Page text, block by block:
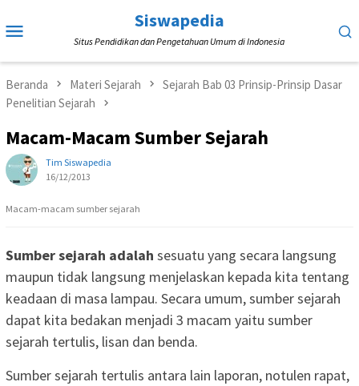
ke
Mobile
Siswapedia
Situs Pendidikan dan Pengetahuan Umum di Indonesia
Beranda Materi Sejarah
Sejarah Bab 03 Prinsip-Prinsip Dasar
Penelitian Sejarah
Macam-Macam Sumber Sejarah
Tim Siswapedia
16/12/2013
Macam-macam sumber sejarah
Sumber sejarah adalah sesuatu yang secara langsung
maupun tidak langsung menjelaskan kepada kita tentang
keadaan di masa lampau. Secara umum, sumber sejarah
dapat kita bedakan menjadi 3 macam yaitu sumber
sejarah tertulis, lisan dan benda.
Sumber sejarah tertulis antara lain laporan, notulen rapat,